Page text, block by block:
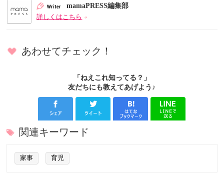
mamaPRESS編集部
詳しくはこちら
あわせてチェック！
「ねえこれ知ってる？」
友だちにも教えてあげよう♪
関連キーワード
家事 育児